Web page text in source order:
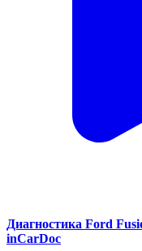
Диагностика Ford
inCarDoc